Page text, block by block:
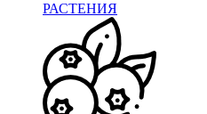
РАСТЕНИЯ